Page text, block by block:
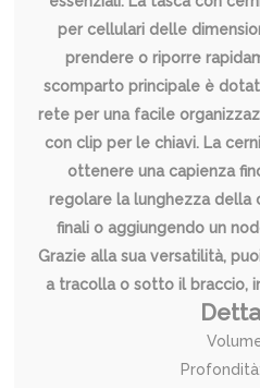
per cellulari delle
prendere o riporre
scomparto principale è
rete per una facile
con clip per le chiavi. La
ottenere una capienza
regolare la lunghezza della
finali o aggiungendo un
Grazie alla sua versatilità,
a tracolla o sotto il braccio,